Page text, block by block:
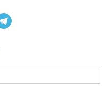
ущерба может
плата.
залог не требуется.
животных или при